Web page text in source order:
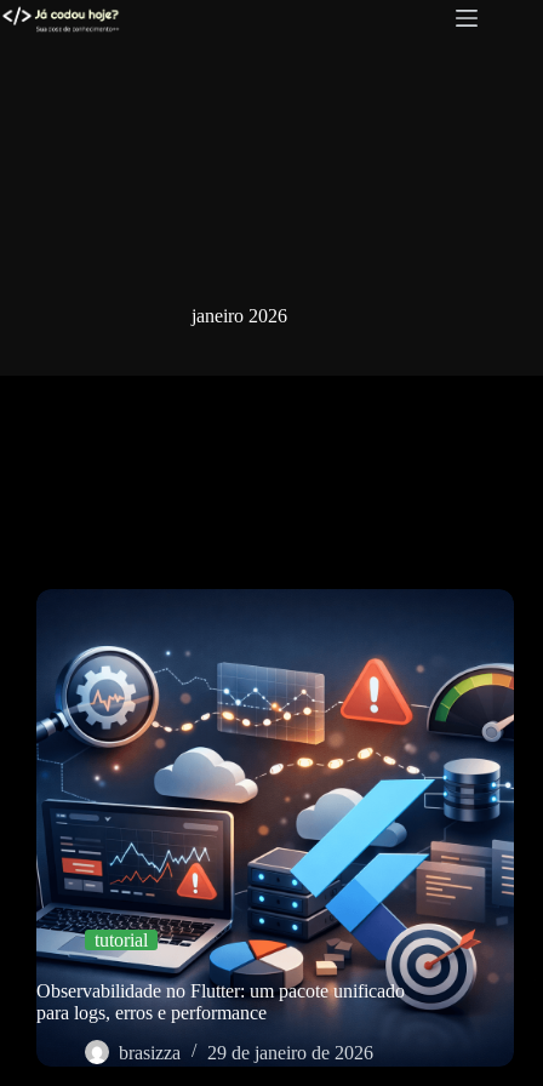
Pular
para
janeiro 2026
tutorial
Observabilidade no Flutter: um pacote unificado
para logs, erros e performance
brasizza
29 de janeiro de 2026